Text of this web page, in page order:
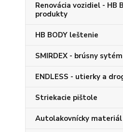
Renovácia vozidiel - HB
produkty
HB BODY leštenie
SMIRDEX - brúsny sytém
ENDLESS - utierky a
Striekacie pištole
Autolakovnícky materiál